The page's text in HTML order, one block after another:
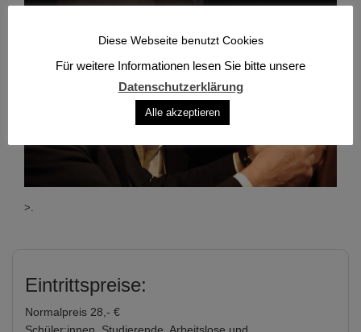
>.
Eintrittspreise:
Normalpreis 28,- €
Diese Webseite benutzt Cookies
Für weitere Informationen lesen Sie bitte unsere
Datenschutzerklärung
Alle akzeptieren